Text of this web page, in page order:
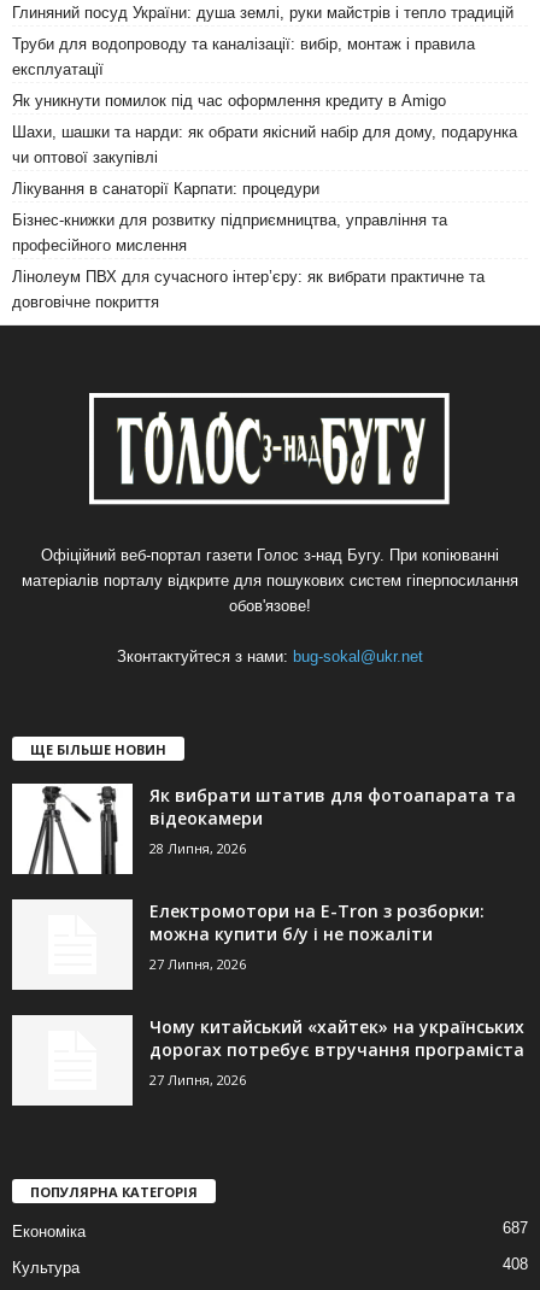
Глиняний посуд України: душа землі, руки майстрів і тепло традицій
Труби для водопроводу та каналізації: вибір, монтаж і правила
експлуатації
Як уникнути помилок під час оформлення кредиту в Amigo
Шахи, шашки та нарди: як обрати якісний набір для дому, подарунка
чи оптової закупівлі
Лікування в санаторії Карпати: процедури
Бізнес-книжки для розвитку підприємництва, управління та
професійного мислення
Лінолеум ПВХ для сучасного інтер’єру: як вибрати практичне та
довговічне покриття
Офіційний веб-портал газети Голос з-над Бугу. При копіюванні
матеріалів порталу відкрите для пошукових систем гіперпосилання
обов'язове!
Зконтактуйтеся з нами: bug-sokal@ukr.net
ЩЕ БІЛЬШЕ НОВИН
Як вибрати штатив для фотоапарата та
відеокамери
28 Липня, 2026
Електромотори на E-Tron з розборки:
можна купити б/у і не пожаліти
27 Липня, 2026
Чому китайський «хайтек» на українських
дорогах потребує втручання програміста
27 Липня, 2026
ПОПУЛЯРНА КАТЕГОРІЯ
Економіка 687
Культура 408